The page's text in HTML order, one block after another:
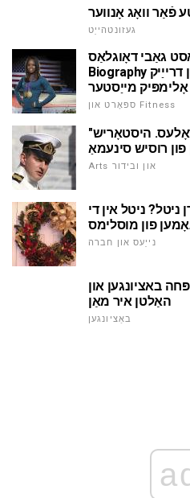
פֿאַר וואָג אָנווער
געזונטהייַט
גאַבי דאָוגלאַס
Biography און דערגרייכונגען פון דרייַיק
אָלימפּיק מייַסטער
ספּאָרט און Fitness
"אַדמיראַל": אַקטיאָרן און ראָלעס. היסטאָריש
רוסיש סינעמאַ
Arts און ובידור
ניטל אין די
נייַעס און חברה
באציונגען און
האַלטן איר מאַן
באַציונגען